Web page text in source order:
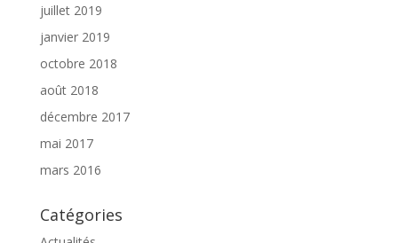
juillet 2019
janvier 2019
octobre 2018
août 2018
décembre 2017
mai 2017
mars 2016
Catégories